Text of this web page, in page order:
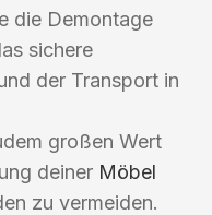
die Demontage
sichere
der Transport in
großen Wert
deiner Möbel
zu vermeiden.